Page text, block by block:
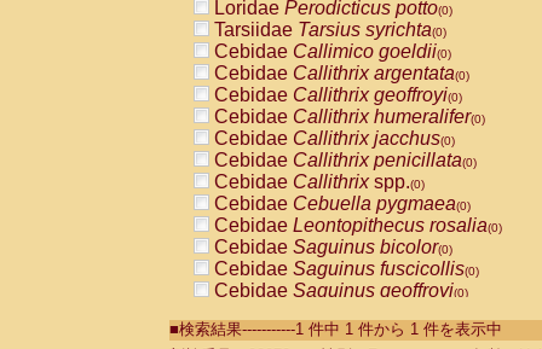
Loridae Perodicticus potto(0)
Tarsiidae Tarsius syrichta(0)
Cebidae Callimico goeldii(0)
Cebidae Callithrix argentata(0)
Cebidae Callithrix geoffroyi(0)
Cebidae Callithrix humeralifer(0)
Cebidae Callithrix jacchus(0)
Cebidae Callithrix penicillata(0)
Cebidae Callithrixspp.(0)
Cebidae Cebuella pygmaea(0)
Cebidae Leontopithecus rosalia(0)
Cebidae Saguinus bicolor(0)
Cebidae Saguinus fuscicollis(0)
Cebidae Saguinus geoffroyi(0)
CebidaeSaguinus labiatus(0)
■検索結果-----------1 件中 1 件から 1 件を表示中